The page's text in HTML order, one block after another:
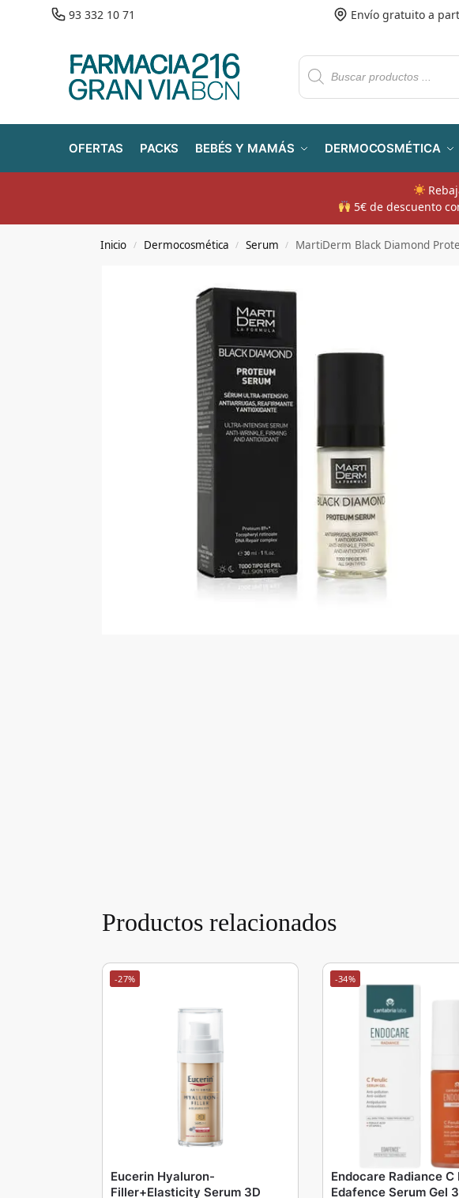
93 332 10 71 Envío gratuito a
OFERTAS PACKS BEBÉS Y MAMÁS DERMOCOSMÉTICA
5€ de descuento
Inicio / Dermocosmética / Serum / MartiDerm Black Diamond
Productos relacionados
-27%
Eucerin Hyaluron-
Filler+Elasticity Serum 3D
-34%
Endocare Radiance C
Edafence Serum Gel